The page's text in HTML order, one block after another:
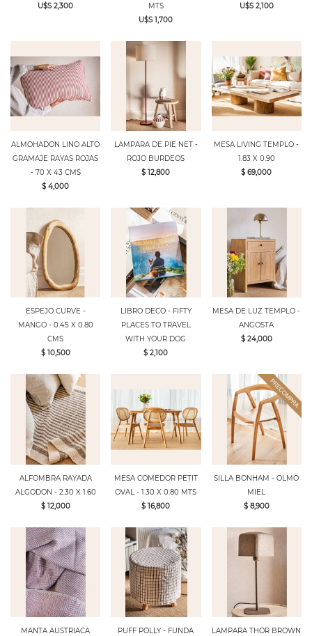
U$S 2,300
MTS
U$S 1,700
U$S 2,100
ALMOHADON LINO ALTO
GRAMAJE RAYAS ROJAS
- 70 X 43 CMS
$ 4,000
LAMPARA DE PIE NET -
ROJO BURDEOS
$ 12,800
MESA LIVING TEMPLO -
1.83 X 0.90
$ 69,000
ESPEJO CURVE -
MANGO - 0.45 X 0.80
CMS
$ 10,500
LIBRO DECO - FIFTY
PLACES TO TRAVEL
WITH YOUR DOG
$ 2,100
MESA DE LUZ TEMPLO -
ANGOSTA
$ 24,000
ALFOMBRA RAYADA
ALGODON - 2.30 X 1.60
$ 12,000
MESA COMEDOR PETIT
OVAL - 1.30 X 0.80 MTS
$ 16,800
SILLA BONHAM - OLMO
MIEL
$ 8,900
MANTA AUSTRIACA
PUFF POLLY - FUNDA
LAMPARA THOR BROWN